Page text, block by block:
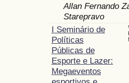
Allan Fernando
Starepravo
I Seminário de
Políticas
Públicas de
Esporte e Lazer:
Megaeventos